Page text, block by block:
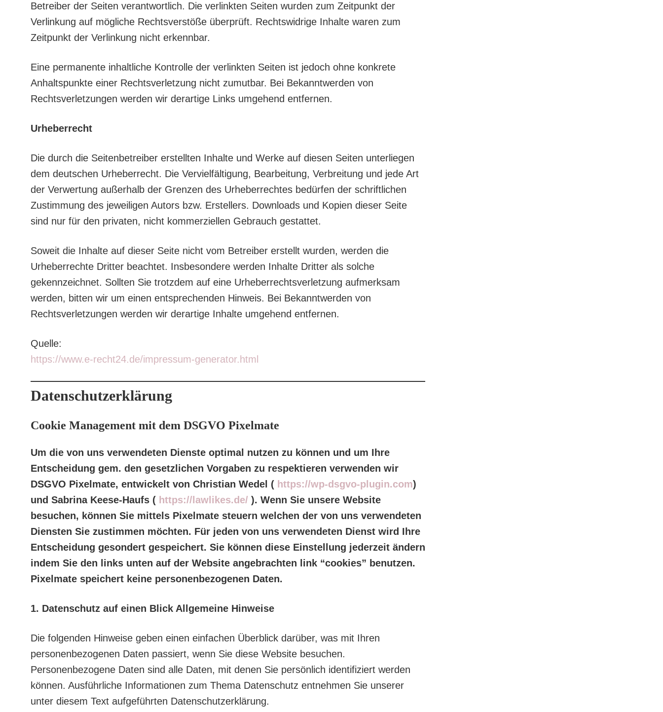
Betreiber der Seiten verantwortlich. Die verlinkten Seiten wurden zum Zeitpunkt der
Verlinkung auf mögliche Rechtsverstöße überprüft. Rechtswidrige Inhalte waren zum
Zeitpunkt der Verlinkung nicht erkennbar.
Eine permanente inhaltliche Kontrolle der verlinkten Seiten ist jedoch ohne konkrete
Anhaltspunkte einer Rechtsverletzung nicht zumutbar. Bei Bekanntwerden von
Rechtsverletzungen werden wir derartige Links umgehend entfernen.
Urheberrecht
Die durch die Seitenbetreiber erstellten Inhalte und Werke auf diesen Seiten unterliegen
dem deutschen Urheberrecht. Die Vervielfältigung, Bearbeitung, Verbreitung und jede Art
der Verwertung außerhalb der Grenzen des Urheberrechtes bedürfen der schriftlichen
Zustimmung des jeweiligen Autors bzw. Erstellers. Downloads und Kopien dieser Seite
sind nur für den privaten, nicht kommerziellen Gebrauch gestattet.
Soweit die Inhalte auf dieser Seite nicht vom Betreiber erstellt wurden, werden die
Urheberrechte Dritter beachtet. Insbesondere werden Inhalte Dritter als solche
gekennzeichnet. Sollten Sie trotzdem auf eine Urheberrechtsverletzung aufmerksam
werden, bitten wir um einen entsprechenden Hinweis. Bei Bekanntwerden von
Rechtsverletzungen werden wir derartige Inhalte umgehend entfernen.
Quelle:
https://www.e-recht24.de/impressum-generator.html
Datenschutzerklärung
Cookie Management mit dem DSGVO Pixelmate
Um die von uns verwendeten Dienste optimal nutzen zu können und um Ihre
Entscheidung gem. den gesetzlichen Vorgaben zu respektieren verwenden wir
DSGVO Pixelmate, entwickelt von Christian Wedel ( https://wp-dsgvo-plugin.com)
und Sabrina Keese-Haufs ( https://lawlikes.de/ ). Wenn Sie unsere Website
besuchen, können Sie mittels Pixelmate steuern welchen der von uns verwendeten
Diensten Sie zustimmen möchten. Für jeden von uns verwendeten Dienst wird Ihre
Entscheidung gesondert gespeichert. Sie können diese Einstellung jederzeit ändern
indem Sie den links unten auf der Website angebrachten link “cookies” benutzen.
Pixelmate speichert keine personenbezogenen Daten.
1. Datenschutz auf einen Blick Allgemeine Hinweise
Die folgenden Hinweise geben einen einfachen Überblick darüber, was mit Ihren
personenbezogenen Daten passiert, wenn Sie diese Website besuchen.
Personenbezogene Daten sind alle Daten, mit denen Sie persönlich identifiziert werden
können. Ausführliche Informationen zum Thema Datenschutz entnehmen Sie unserer
unter diesem Text aufgeführten Datenschutzerklärung.